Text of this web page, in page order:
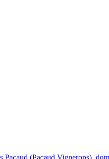
(Pacaud Vignerons),